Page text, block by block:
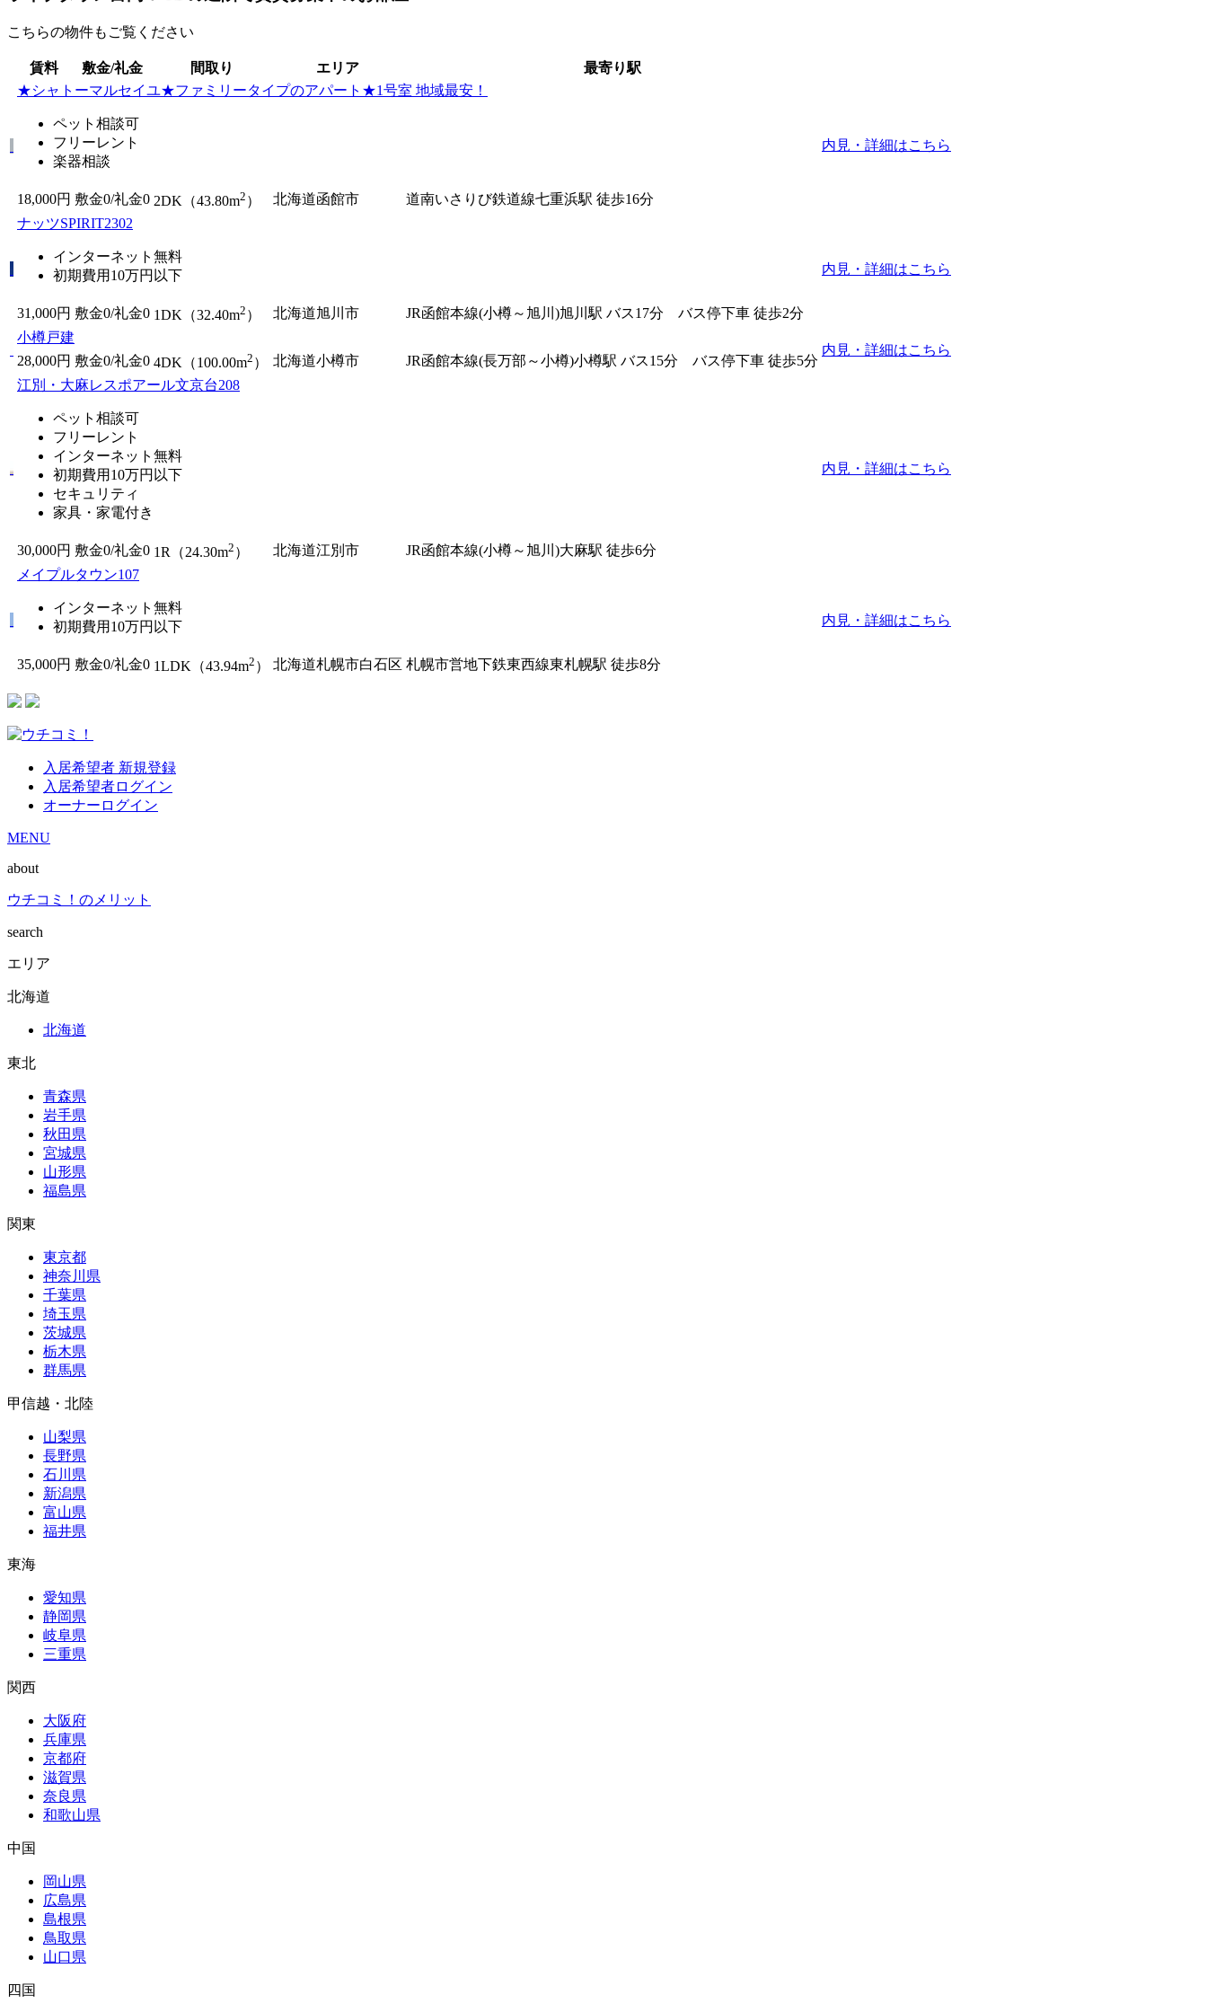
こちらの物件もご覧ください
賃料 敷金/礼金 間取り エリア
最寄り駅
★シャトーマルセイユ★ファミリータイプのアパート★1号室 地域最安！
ペット相談可
フリーレント
楽器相談
内見・詳細はこちら
18,000円 敷金0/礼金0 2DK（43.80m2 ） 北海道函館市
道南いさりび鉄道線七重浜駅 徒歩16分
ナッツSPIRIT2302
インターネット無料
初期費用10万円以下
内見・詳細はこちら
31,000円 敷金0/礼金0 1DK（32.40m2 ） 北海道旭川市
JR函館本線(小樽～旭川)旭川駅 バス17分 バス停下車 徒歩2分
小樽戸建
内見・詳細はこちら
28,000円 敷金0/礼金0 4DK（100.00m2 ） 北海道小樽市
JR函館本線(長万部～小樽)小樽駅 バス15分 バス停下車 徒歩5分
江別・大麻レスポアール文京台208
ペット相談可
フリーレント
インターネット無料
初期費用10万円以下
セキュリティ
家具・家電付き
内見・詳細はこちら
30,000円 敷金0/礼金0 1R（24.30m2 ） 北海道江別市
JR函館本線(小樽～旭川)大麻駅 徒歩6分
メイプルタウン107
インターネット無料
初期費用10万円以下
内見・詳細はこちら
35,000円 敷金0/礼金0 1LDK（43.94m2 ） 北海道札幌市白石区 札幌市営地下鉄東西線東札幌駅 徒歩8分
入居希望者 新規登録
入居希望者ログイン
オーナーログイン
MENU
about
ウチコミ！のメリット
search
エリア
北海道
北海道
東北
青森県
岩手県
秋田県
宮城県
山形県
福島県
関東
東京都
神奈川県
千葉県
埼玉県
茨城県
栃木県
群馬県
甲信越・北陸
山梨県
長野県
石川県
新潟県
富山県
福井県
東海
愛知県
静岡県
岐阜県
三重県
関西
大阪府
兵庫県
京都府
滋賀県
奈良県
和歌山県
中国
岡山県
広島県
島根県
鳥取県
山口県
四国